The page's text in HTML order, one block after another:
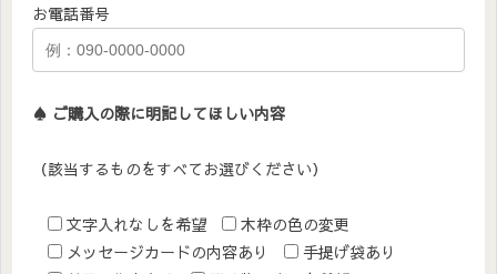
お電話番号
♠︎ ご購入の際に明記してほしい内容
（該当するものをすべてお選びください）
文字入れなしを希望
木枠の色の変更
メッセージカードの内容あり
手提げ袋あり